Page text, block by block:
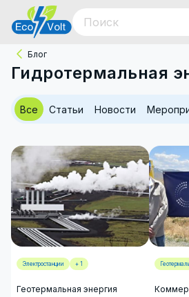
Блог
Гидротермальная
Все Статьи Новости
Электростанции + 1
Геотермальная энергия